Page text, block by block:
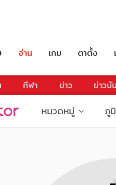
อ่าน เกม ตาตั้ง
กีฬา ข่าว ข่าวบั
หมวดหมู่ ภู